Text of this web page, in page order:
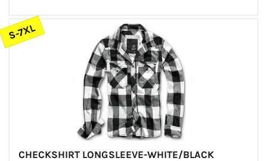
S-7XL
CHECKSHIRT LONGSLEEVE-WHITE/BLACK